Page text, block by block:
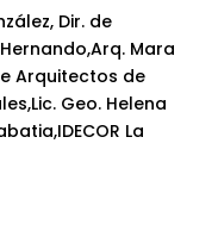
Dir. de
Mara
Arquitectos de
Geo. Helena
La